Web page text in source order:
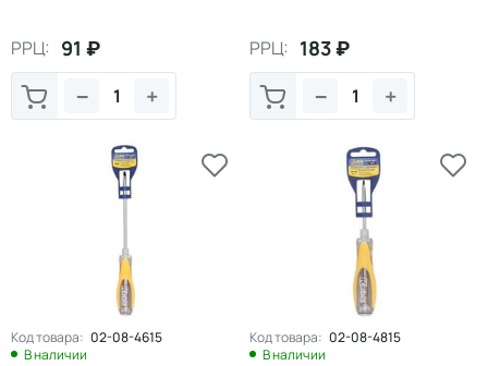
РРЦ: 91 ₽
+
−
РРЦ: 183₽
+
−
Код товара: 02-08-4615
В наличии
Код товара: 02-08-4815
В наличии